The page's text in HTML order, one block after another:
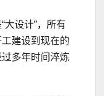
大设计”，所有
建设到现在的
多年时间淬炼